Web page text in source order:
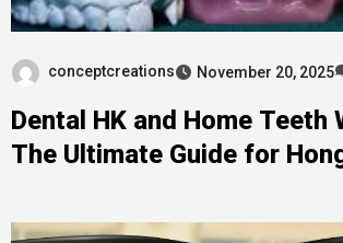
conceptcreations November 20, 2025
Dental HK and Home Teeth
The Ultimate Guide for